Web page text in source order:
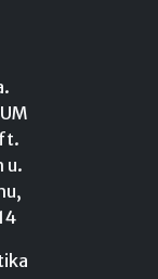
u.
,